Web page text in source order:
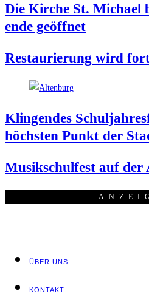
Die Kir­che St. Micha­el
en­de geöffnet
Restau­rie­rung wird
Klin­gen­des
höchs­ten Punkt der
Musik­schul­fest auf der
ÜBER UNS
KON­TAKT